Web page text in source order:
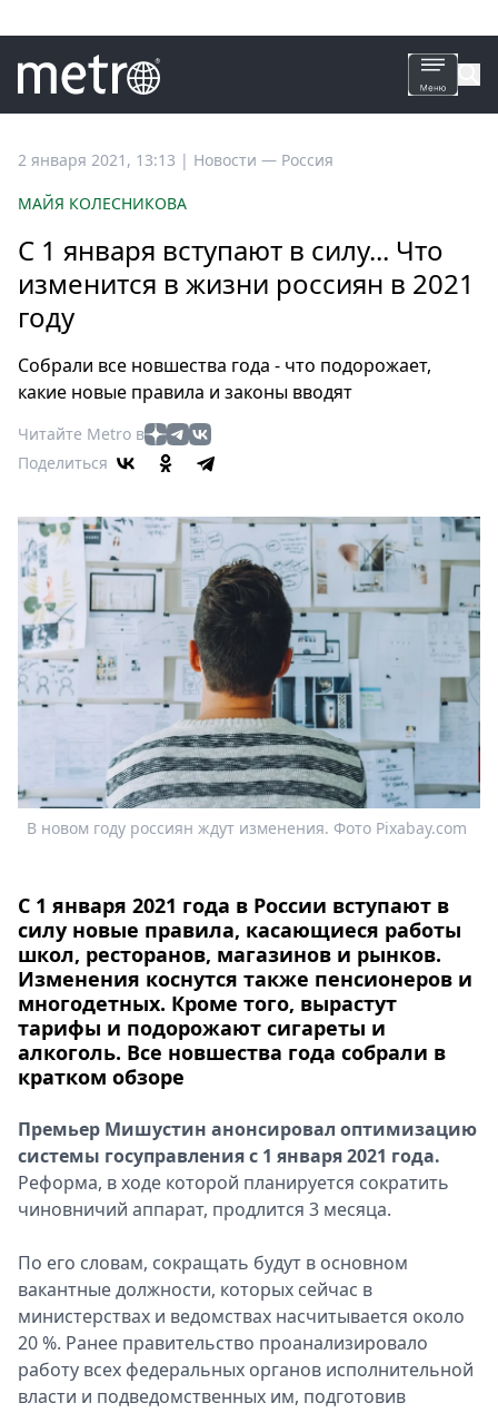
Все
Россия
Мир
Туризм
Мода
Театр
Кино
Книги
Выставки
Пресс-
релизы
О
Metro
Спецпроекты
Звезды
Выборы
2026
2 января 2021, 13:13 | Новости — Россия
МАЙЯ КОЛЕСНИКОВА
С 1 января вступают в силу... Что
изменится в жизни россиян в 2021
году
Собрали все новшества года - что подорожает,
какие новые правила и законы вводят
Читайте Metro в
Поделиться
В новом году россиян ждут изменения. Фото Pixabay.com
С 1 января 2021 года в России вступают в
силу новые правила, касающиеся работы
школ, ресторанов, магазинов и рынков.
Изменения коснутся также пенсионеров и
многодетных. Кроме того, вырастут
тарифы и подорожают сигареты и
алкоголь. Все новшества года собрали в
кратком обзоре
Премьер Мишустин анонсировал оптимизацию
системы госуправления с 1 января 2021 года.
Реформа, в ходе которой планируется сократить
чиновничий аппарат, продлится 3 месяца.
По его словам, сокращать будут в основном
вакантные должности, которых сейчас в
министерствах и ведомствах насчитывается около
20 %. Ранее правительство проанализировало
работу всех федеральных органов исполнительной
власти и подведомственных им, подготовив